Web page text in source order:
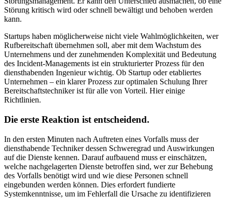
Störung kritisch wird oder schnell bewältigt und behoben werden
kann.
Startups haben möglicherweise nicht viele Wahlmöglichkeiten, wer
Rufbereitschaft übernehmen soll, aber mit dem Wachstum des
Unternehmens und der zunehmenden Komplexität und Bedeutung
des Incident-Managements ist ein strukturierter Prozess für den
diensthabenden Ingenieur wichtig. Ob Startup oder etabliertes
Unternehmen – ein klarer Prozess zur optimalen Schulung Ihrer
Bereitschaftstechniker ist für alle von Vorteil. Hier einige
Richtlinien.
Die erste Reaktion ist entscheidend.
In den ersten Minuten nach Auftreten eines Vorfalls muss der
diensthabende Techniker dessen Schweregrad und Auswirkungen
auf die Dienste kennen. Darauf aufbauend muss er einschätzen,
welche nachgelagerten Dienste betroffen sind, wer zur Behebung
des Vorfalls benötigt wird und wie diese Personen schnell
eingebunden werden können. Dies erfordert fundierte
Systemkenntnisse, um im Fehlerfall die Ursache zu identifizieren